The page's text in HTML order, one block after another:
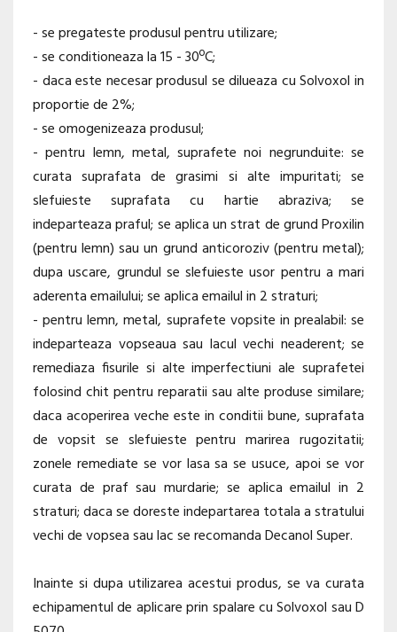
- se pregateste produsul pentru utilizare;
- se conditioneaza la 15 - 30ºC;
- daca este necesar produsul se dilueaza cu Solvoxol in
proportie de 2%;
- se omogenizeaza produsul;
- pentru lemn, metal, suprafete noi negrunduite: se
curata suprafata de grasimi si alte impuritati; se
slefuieste suprafata cu hartie abraziva; se
indeparteaza praful; se aplica un strat de grund Proxilin
(pentru lemn) sau un grund anticoroziv (pentru metal);
dupa uscare, grundul se slefuieste usor pentru a mari
aderenta emailului; se aplica emailul in 2 straturi;
- pentru lemn, metal, suprafete vopsite in prealabil: se
indeparteaza vopseaua sau lacul vechi neaderent; se
remediaza fisurile si alte imperfectiuni ale suprafetei
folosind chit pentru reparatii sau alte produse similare;
daca acoperirea veche este in conditii bune, suprafata
de vopsit se slefuieste pentru marirea rugozitatii;
zonele remediate se vor lasa sa se usuce, apoi se vor
curata de praf sau murdarie; se aplica emailul in 2
straturi; daca se doreste indepartarea totala a stratului
vechi de vopsea sau lac se recomanda Decanol Super.
Inainte si dupa utilizarea acestui produs, se va curata
echipamentul de aplicare prin spalare cu Solvoxol sau D